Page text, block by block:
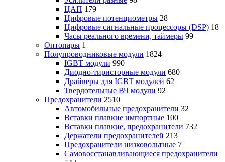
ЦАП 179
Цифровые потенциометры 28
Цифровые сигнальные процессоры (DSP) 18
Часы реального времени, таймеры 99
Оптопары 1
Полупроводниковые модули 1824
IGBT модули 990
Диодно-тиристорные модули 680
Драйверы для IGBT модулей 62
Твердотельные ВЧ модули 92
Предохранители 2510
Автомобильные предохранители 32
Вставки плавкие импортные 100
Вставки плавкие, предохранители 732
Держатели предохранителей 213
Предохранители низковольтные 7
Самовосстанавливающиеся предохранители